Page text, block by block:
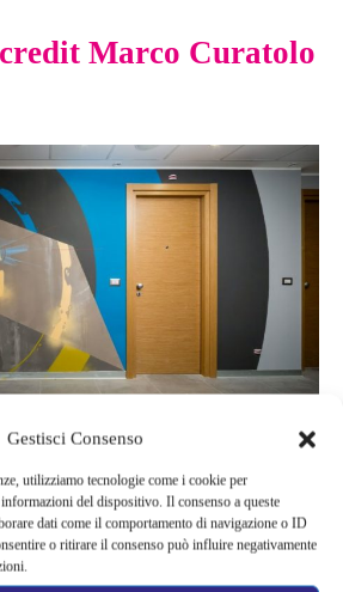
Gestisci Consenso
utilizziamo tecnologie come i cookie per
informazioni del dispositivo. Il consenso a queste
dati come il comportamento di navigazione o ID
o ritirare il consenso può influire negativamente
Marco Curatolo
lifestyle